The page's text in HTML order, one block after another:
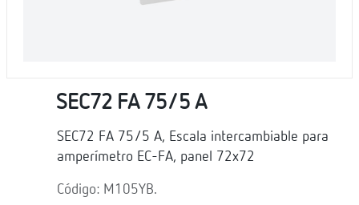
SEC72 FA 75/5 A
SEC72 FA 75/5 A, Escala intercambiable para
amperímetro EC-FA, panel 72x72
Código: M105YB.